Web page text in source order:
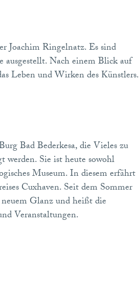
Joachim Ringelnatz. Es sind
ausgestellt. Nach einem Blick auf
Leben und Wirken des Künstlers.
Bad Bederkesa, die Vieles zu
Sie ist heute sowohl
Museum. In diesem erfährt
Cuxhaven. Seit dem Sommer
Glanz und heißt die
Veranstaltungen.